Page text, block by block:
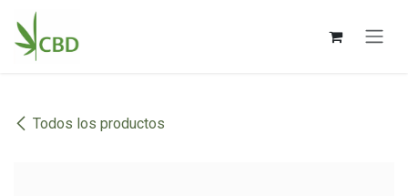
Ir al contenido
Todos los productos